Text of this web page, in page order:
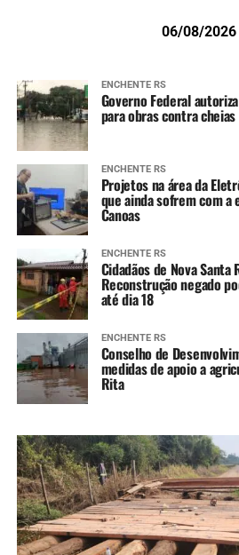
06/08/2026
ENCHENTE RS
Governo Federal
para obras contra cheias
ENCHENTE RS
Projetos na área da
que ainda sofrem com
Canoas
ENCHENTE RS
Cidadãos de Nova
Reconstrução negado
até dia 18
ENCHENTE RS
Conselho de
medidas de apoio a
Rita